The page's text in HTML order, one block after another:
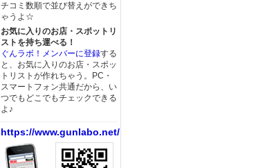
チコミ数順で並び替えができち
ゃうよ☆
お気に入りのお店・スポットリ
ストを持ち運べる！
ぐんラボ！メンバーに登録する
と、お気に入りのお店・スポッ
トリストが作れちゃう。PC・
スマートフォン共通だから、い
つでもどこでもチェックできる
よ♪
https://www.gunlabo.net/